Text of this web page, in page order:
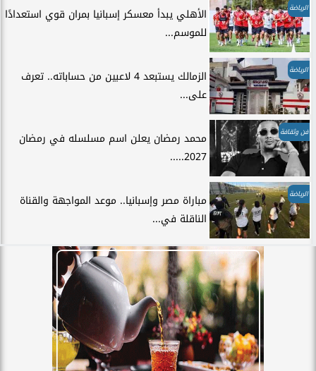
الرياضة
الأهلي يبدأ معسكر إسبانيا بمران قوي استعدادًا
للموسم...
الرياضة
الزمالك يستبعد 4 لاعبين من حساباته.. تعرف
على...
فن وثقافة
محمد رمضان يعلن اسم مسلسله في رمضان
2027.....
الرياضة
مباراة مصر وإسبانيا.. موعد المواجهة والقناة
الناقلة في...